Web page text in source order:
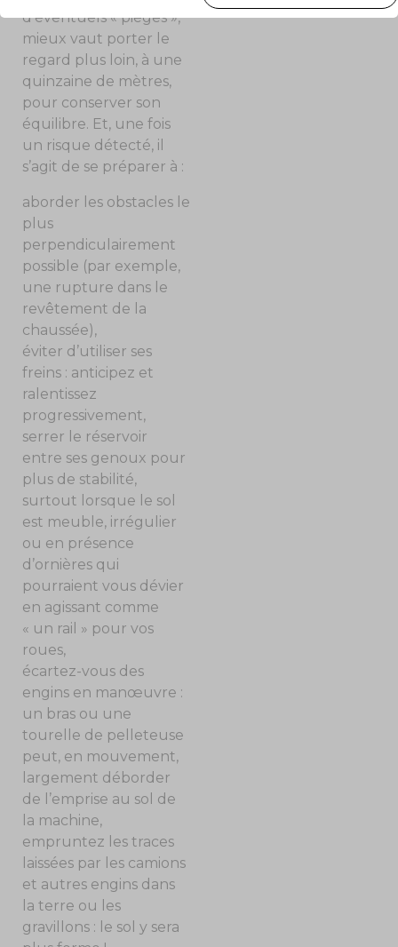
d’éventuels « pièges »,
mieux vaut porter le
regard plus loin, à une
quinzaine de mètres,
pour conserver son
équilibre. Et, une fois
un risque détecté, il
s’agit de se préparer à :
aborder les obstacles le
plus
perpendiculairement
possible (par exemple,
une rupture dans le
revêtement de la
chaussée),
éviter d’utiliser ses
freins : anticipez et
ralentissez
progressivement,
serrer le réservoir
entre ses genoux pour
plus de stabilité,
surtout lorsque le sol
est meuble, irrégulier
ou en présence
d’ornières qui
pourraient vous dévier
en agissant comme
« un rail » pour vos
roues,
écartez-vous des
engins en manœuvre :
un bras ou une
tourelle de pelleteuse
peut, en mouvement,
largement déborder
de l’emprise au sol de
la machine,
empruntez les traces
laissées par les camions
et autres engins dans
la terre ou les
gravillons : le sol y sera